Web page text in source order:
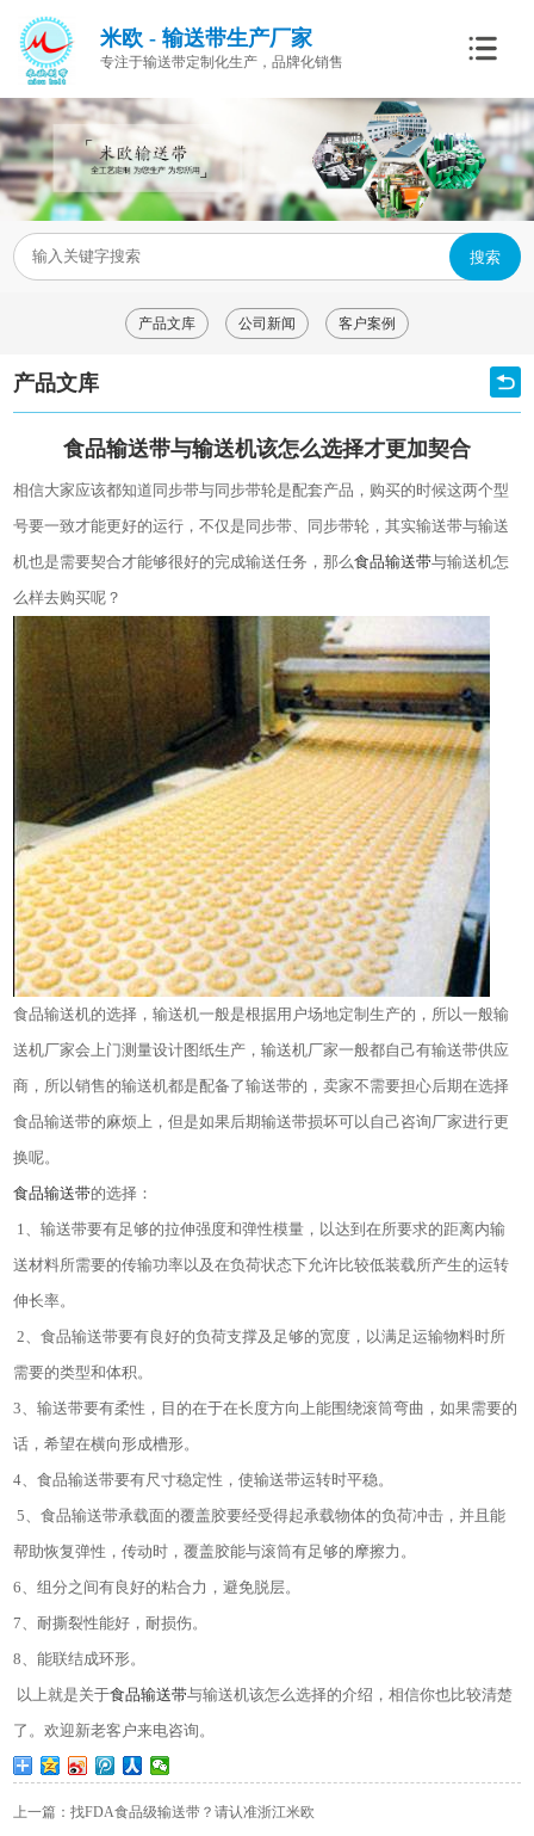
米欧 - 输送带生产厂家
专注于输送带定制化生产，品牌化销售
搜索
产品文库 公司新闻 客户案例
产品文库
食品输送带与输送机该怎么选择才更加契合
相信大家应该都知道同步带与同步带轮是配套产品，购买的时候这两个型
号要一致才能更好的运行，不仅是同步带、同步带轮，其实输送带与输送
机也是需要契合才能够很好的完成输送任务，那么食品输送带与输送机怎
么样去购买呢？
食品输送机的选择，输送机一般是根据用户场地定制生产的，所以一般输
送机厂家会上门测量设计图纸生产，输送机厂家一般都自己有输送带供应
商，所以销售的输送机都是配备了输送带的，卖家不需要担心后期在选择
食品输送带的麻烦上，但是如果后期输送带损坏可以自己咨询厂家进行更
换呢。
食品输送带的选择：
1、输送带要有足够的拉伸强度和弹性模量，以达到在所要求的距离内输
送材料所需要的传输功率以及在负荷状态下允许比较低装载所产生的运转
伸长率。
2、食品输送带要有良好的负荷支撑及足够的宽度，以满足运输物料时所
需要的类型和体积。
3、输送带要有柔性，目的在于在长度方向上能围绕滚筒弯曲，如果需要的
话，希望在横向形成槽形。
4、食品输送带要有尺寸稳定性，使输送带运转时平稳。
5、食品输送带承载面的覆盖胶要经受得起承载物体的负荷冲击，并且能
帮助恢复弹性，传动时，覆盖胶能与滚筒有足够的摩擦力。
6、组分之间有良好的粘合力，避免脱层。
7、耐撕裂性能好，耐损伤。
8、能联结成环形。
以上就是关于食品输送带与输送机该怎么选择的介绍，相信你也比较清楚
了。欢迎新老客户来电咨询。
上一篇：找FDA食品级输送带？请认准浙江米欧